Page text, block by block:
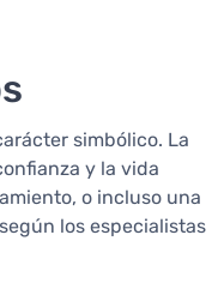
simbólico. La
y la vida
o incluso una
los especialistas